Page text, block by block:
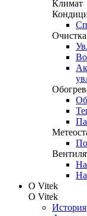
Климат
О Vitek
О Vitek
История